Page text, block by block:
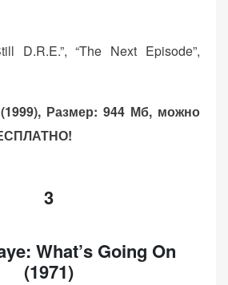
D.R.E.”, “The Next Episode”,
Размер: 944 Мб, можно
3
What’s Going On
(1971)